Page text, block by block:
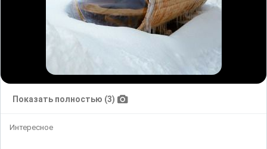
Показать полностью (3)
Интересное